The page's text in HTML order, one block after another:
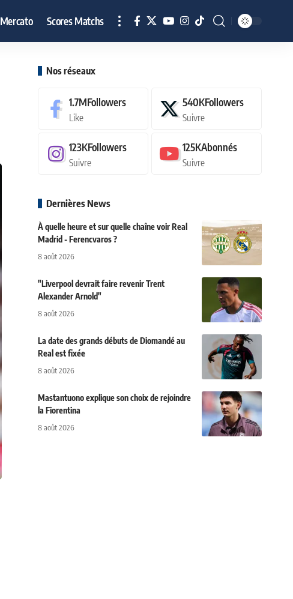
Mercato Scores Matchs
Nos réseaux
1.7MFollowers
Like
540KFollowers
Suivre
123KFollowers
Suivre
125KAbonnés
Suivre
Dernières News
À quelle heure et sur quelle chaîne voir Real
Madrid - Ferencvaros ?
8 août 2026
"Liverpool devrait faire revenir Trent
Alexander Arnold"
8 août 2026
La date des grands débuts de Diomandé au
Real est fixée
8 août 2026
Mastantuono explique son choix de rejoindre
la Fiorentina
8 août 2026